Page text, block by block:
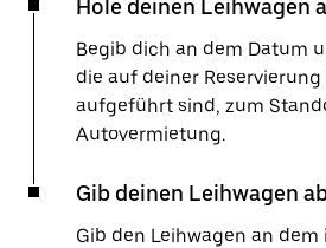
Hole deinen Leihwagen
Begib dich an dem Datum
die auf deiner
aufgeführt sind, zum
Autovermietung.
Gib deinen Leihwagen
Gib den Leihwagen an dem